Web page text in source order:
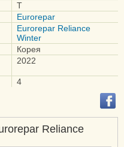
T
Eurorepar
Eurorepar Reliance
Winter
Корея
2022
4
Reliance